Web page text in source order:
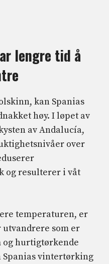
lengre tid å
kan Spanias
høy. I løpet av
av Andalucía,
over
og resulterer i våt
temperaturen, er
som er
og hurtigtørkende
vintertørking